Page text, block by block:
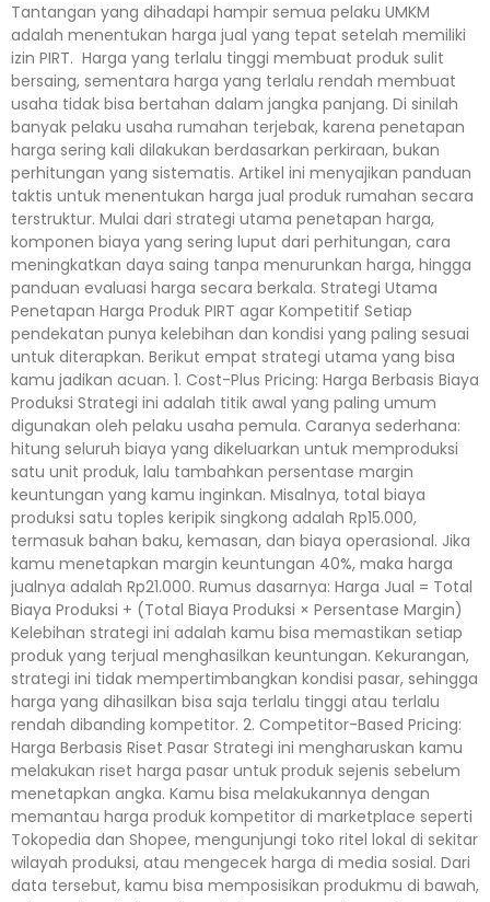
Tantangan yang dihadapi hampir semua pelaku UMKM
adalah menentukan harga jual yang tepat setelah memiliki
izin PIRT. Harga yang terlalu tinggi membuat produk sulit
bersaing, sementara harga yang terlalu rendah membuat
usaha tidak bisa bertahan dalam jangka panjang. Di sinilah
banyak pelaku usaha rumahan terjebak, karena penetapan
harga sering kali dilakukan berdasarkan perkiraan, bukan
perhitungan yang sistematis. Artikel ini menyajikan panduan
taktis untuk menentukan harga jual produk rumahan secara
terstruktur. Mulai dari strategi utama penetapan harga,
komponen biaya yang sering luput dari perhitungan, cara
meningkatkan daya saing tanpa menurunkan harga, hingga
panduan evaluasi harga secara berkala. Strategi Utama
Penetapan Harga Produk PIRT agar Kompetitif Setiap
pendekatan punya kelebihan dan kondisi yang paling sesuai
untuk diterapkan. Berikut empat strategi utama yang bisa
kamu jadikan acuan. 1. Cost-Plus Pricing: Harga Berbasis Biaya
Produksi Strategi ini adalah titik awal yang paling umum
digunakan oleh pelaku usaha pemula. Caranya sederhana:
hitung seluruh biaya yang dikeluarkan untuk memproduksi
satu unit produk, lalu tambahkan persentase margin
keuntungan yang kamu inginkan. Misalnya, total biaya
produksi satu toples keripik singkong adalah Rp15.000,
termasuk bahan baku, kemasan, dan biaya operasional. Jika
kamu menetapkan margin keuntungan 40%, maka harga
jualnya adalah Rp21.000. Rumus dasarnya: Harga Jual = Total
Biaya Produksi + (Total Biaya Produksi × Persentase Margin)
Kelebihan strategi ini adalah kamu bisa memastikan setiap
produk yang terjual menghasilkan keuntungan. Kekurangan,
strategi ini tidak mempertimbangkan kondisi pasar, sehingga
harga yang dihasilkan bisa saja terlalu tinggi atau terlalu
rendah dibanding kompetitor. 2. Competitor-Based Pricing:
Harga Berbasis Riset Pasar Strategi ini mengharuskan kamu
melakukan riset harga pasar untuk produk sejenis sebelum
menetapkan angka. Kamu bisa melakukannya dengan
memantau harga produk kompetitor di marketplace seperti
Tokopedia dan Shopee, mengunjungi toko ritel lokal di sekitar
wilayah produksi, atau mengecek harga di media sosial. Dari
data tersebut, kamu bisa memposisikan produkmu di bawah,